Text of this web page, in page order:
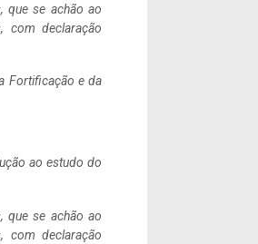
que se achão ao
com declaração
Fortificação e da
ao estudo do
que se achão ao
com declaração